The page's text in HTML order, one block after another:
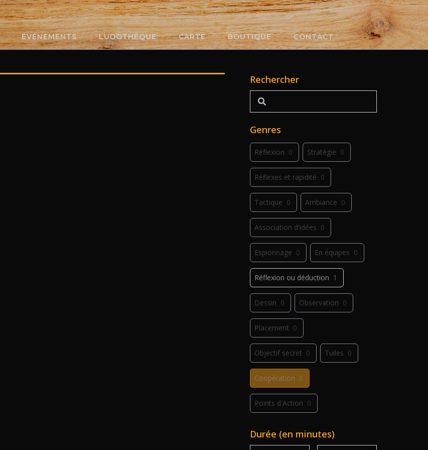
ÉVÉNEMENTS LUDOTHÈQUE CARTE BOUTIQUE CONTACT
Rechercher
Rechercher
Genres
Réflexion 0 Stratégie 0
Réflexes et rapidité 0
Tactique 0 Ambiance 0
Association d'idées 0
Espionnage 0 En équipes 0
Réflexion ou déduction 1
Dessin 0 Observation 0
Placement 0
Objectif secret 0 Tuiles 0
Coopération 0
Points d'Action 0
Déplacement 0
Durée (en minutes)